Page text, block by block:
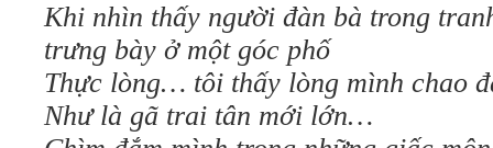
Khi nhìn thấy người đàn bà trong
trưng bày ở một góc phố
Thực lòng… tôi thấy lòng mình chao
Như là gã trai tân mới lớn…